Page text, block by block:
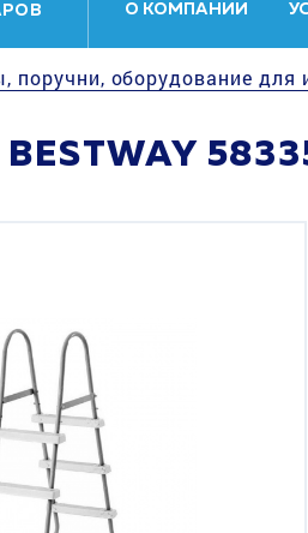
О КОМПАНИИ
поручни, оборудование для